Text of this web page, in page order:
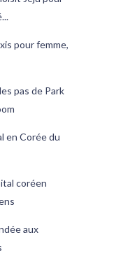
pour femme,
pas de Park
en Corée du
coréen
aux